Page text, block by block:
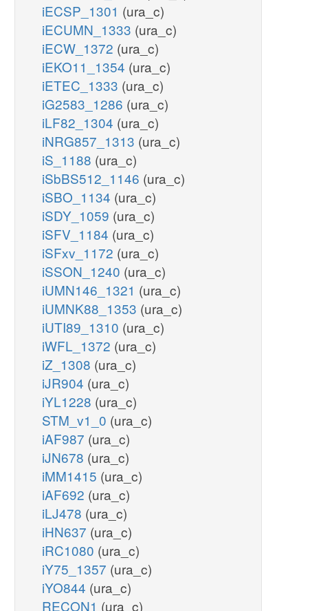
iECSP_1301 (ura_c)
iECUMN_1333 (ura_c)
iECW_1372 (ura_c)
iEKO11_1354 (ura_c)
iETEC_1333 (ura_c)
iG2583_1286 (ura_c)
iLF82_1304 (ura_c)
iNRG857_1313 (ura_c)
iS_1188 (ura_c)
iSbBS512_1146 (ura_c)
iSBO_1134 (ura_c)
iSDY_1059 (ura_c)
iSFV_1184 (ura_c)
iSFxv_1172 (ura_c)
iSSON_1240 (ura_c)
iUMN146_1321 (ura_c)
iUMNK88_1353 (ura_c)
iUTI89_1310 (ura_c)
iWFL_1372 (ura_c)
iZ_1308 (ura_c)
iJR904 (ura_c)
iYL1228 (ura_c)
STM_v1_0 (ura_c)
iAF987 (ura_c)
iJN678 (ura_c)
iMM1415 (ura_c)
iAF692 (ura_c)
iLJ478 (ura_c)
iHN637 (ura_c)
iRC1080 (ura_c)
iY75_1357 (ura_c)
iYO844 (ura_c)
RECON1 (ura_c)